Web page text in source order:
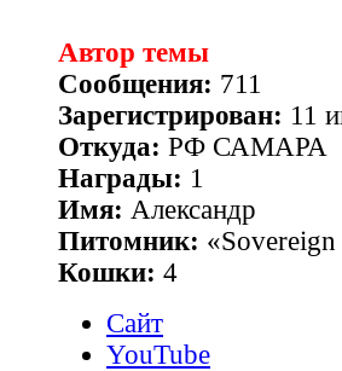
Автор темы
Сообщения: 711
Зарегистрирован: 11
Откуда: РФ САМАРА
Награды: 1
Имя: Александр
Питомник:
Кошки: 4
Сайт
YouTube